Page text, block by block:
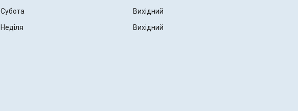
Субота
Вихідний
Неділя
Вихідний